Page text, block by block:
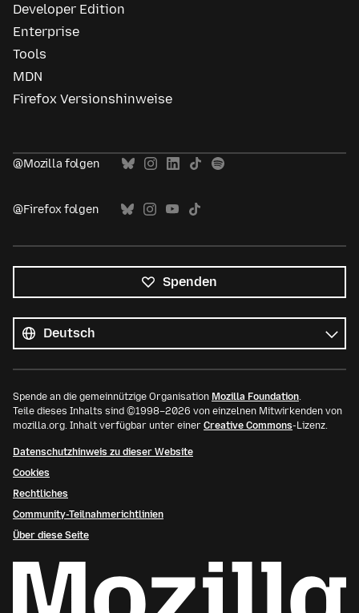
Developer Edition
Enterprise
Tools
MDN
Firefox Versionshinweise
@Mozilla folgen
@Firefox folgen
Spenden
Sprachen
Sprache
Spende an die gemeinnützige Organisation Mozilla Foundation.
Teile dieses Inhalts sind ©1998–2026 von einzelnen Mitwirkenden von
mozilla.org. Inhalt verfügbar unter einer Creative Commons-Lizenz.
Datenschutzhinweis zu dieser Website
Cookies
Rechtliches
Community-Teilnahmerichtlinien
Über diese Seite